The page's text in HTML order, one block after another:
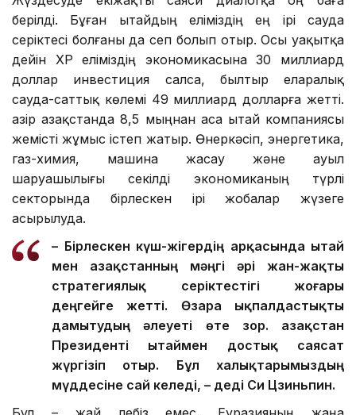
Жүздесуде екіжақты саяси диалогқа оң баға
берілді. Бұған Қытайдың еліміздің ең ірі сауда
серіктесі болғаны да сеп болып отыр. Осы уақытқа
дейін ҚХР еліміздің экономикасына 30 миллиард
доллар инвестиция салса, былтыр еларалық
сауда-саттық көлемі 49 миллиард долларға жетті.
Қазір Қазақстанда 8,5 мыңнан аса Қытай компаниясы
жемісті жұмыс істеп жатыр. Өнеркәсіп, энергетика,
газ-химия, машина жасау және ауыл
шаруашылығы секілді экономиканың түрлі
секторында бірлескен ірі жобалар жүзеге
асырылуда.
– Бірлескен күш-жігердің арқасында Қытай
мен Қазақстанның мәңгі әрі жан-жақты
стратегиялық серіктестігі жоғары
деңгейге жетті. Өзара ықпалдастықты
дамытудың әлеуеті өте зор. Қазақстан
Президенті Қытаймен достық саясат
жүргізіп отыр. Бұл халықтарымыздың
мүддесіне сай келеді, – деді Си Цзиньпин.